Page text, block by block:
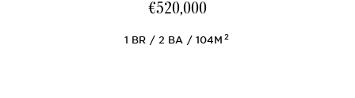
€520,000
1 BR 2 BA 104M2